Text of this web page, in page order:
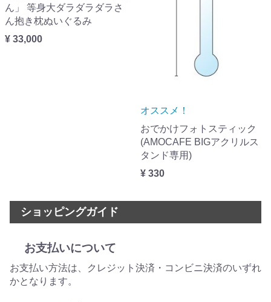
ん」 等身大ダラダラダラさ
ん抱き枕ぬいぐるみ
¥ 33,000
オススメ！
おでかけフォトスティック
(AMOCAFE BIGアクリルス
タンド専用)
¥ 330
ショッピングガイド
お支払いについて
お支払い方法は、クレジット決済・コンビニ決済のいずれ
かとなります。